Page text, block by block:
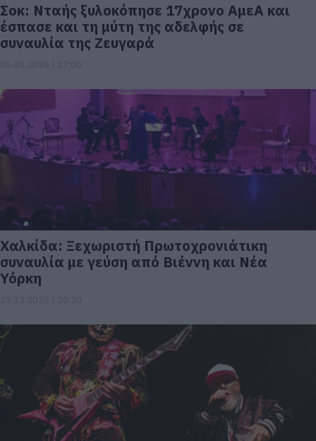
Σοκ: Νταής ξυλοκόπησε 17χρονο ΑμεΑ και
έσπασε και τη μύτη της αδελφής σε
συναυλία της Ζευγαρά
Χαλκίδα: Ξεχωριστή Πρωτοχρονιάτικη
συναυλία με γεύση από Βιέννη και Νέα
Υόρκη